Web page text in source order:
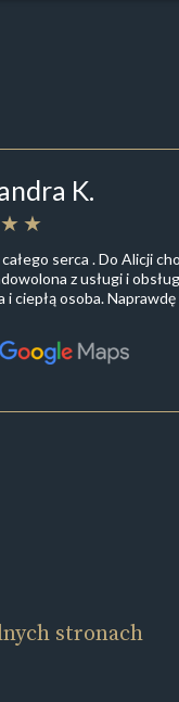
K.
serca . Do Alicji
z usługi i
i ciepłą osoba.
stronach